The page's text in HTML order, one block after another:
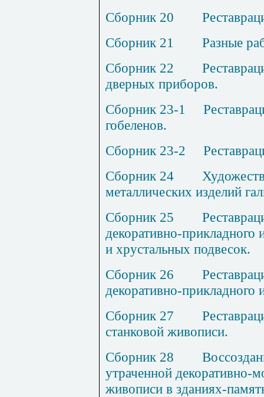
Сборник 20 Р
Сборник 21 Разные
Сборник 22 Р
дверных приборов.
Сборник 23-1 Р
гобеленов.
Сборник 23-2 Р
Сборник 24 Х
металлических изделий
Сборник 25 Р
декоративно-прикладного
и хрустальных подвесок.
Сборник 26 Р
декоративно-прикладного
Сборник 27 Р
станковой живописи.
Сборник 28 В
утраченной декоративно-
живописи в зданиях-